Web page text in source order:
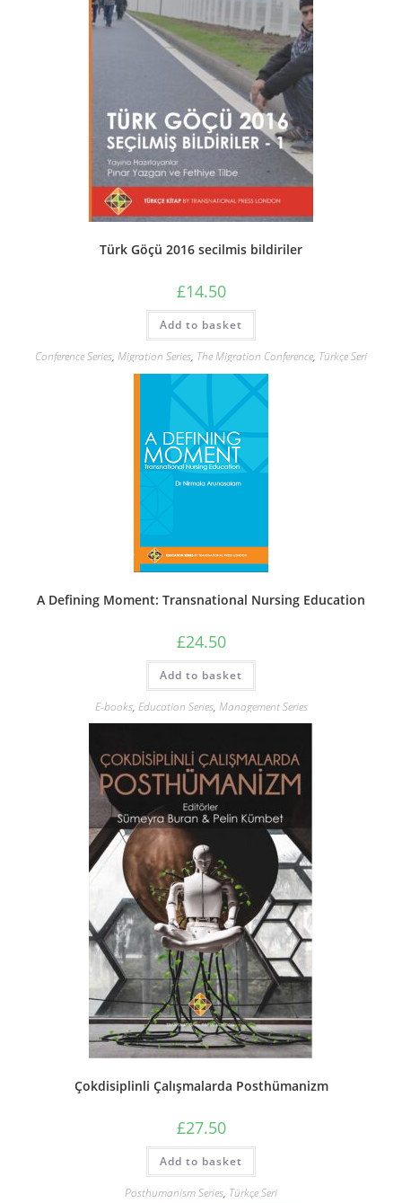
Türk Göçü 2016 secilmis bildiriler
£14.50
Add to basket
Conference Series, Migration Series, The Migration Conference, Türkçe Seri
A Defining Moment: Transnational Nursing Education
£24.50
Add to basket
E-books, Education Series, Management Series
Çokdisiplinli Çalışmalarda Posthümanizm
£27.50
Add to basket
Posthumanism Series, Türkçe Seri